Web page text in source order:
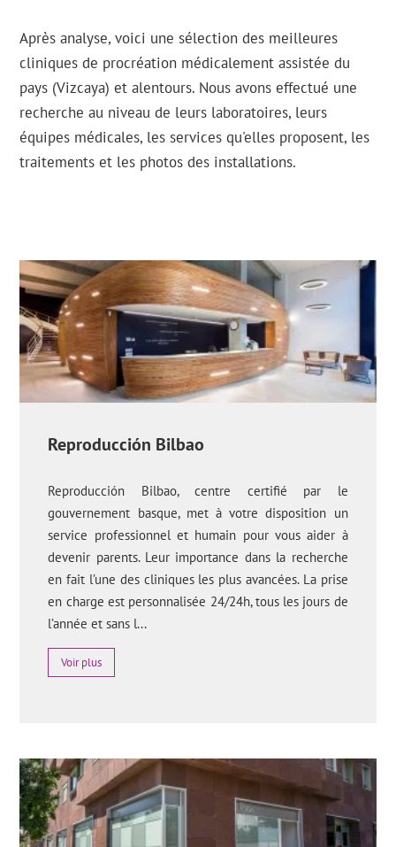
Après analyse, voici une sélection des meilleures
cliniques de procréation médicalement assistée du
pays (Vizcaya) et alentours. Nous avons effectué une
recherche au niveau de leurs laboratoires, leurs
équipes médicales, les services qu'elles proposent, les
traitements et les photos des installations.
Reproducción Bilbao
Reproducción Bilbao, centre certifié par le
gouvernement basque, met à votre disposition un
service professionnel et humain pour vous aider à
devenir parents. Leur importance dans la recherche
en fait l’une des cliniques les plus avancées. La prise
en charge est personnalisée 24/24h, tous les jours de
l’année et sans l...
Voir plus